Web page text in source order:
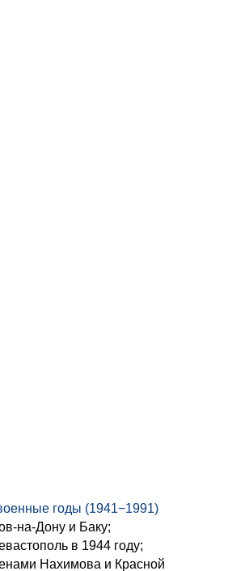
годы (1941−1991)
на-Дону и Баку;
в 1944 году;
Нахимова и Красной